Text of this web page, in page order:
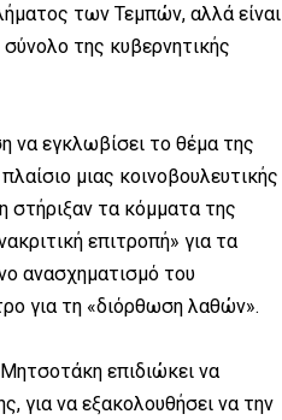
των Τεμπών, αλλά είναι
της κυβερνητικής
να εγκλωβίσει το θέμα της
μιας κοινοβουλευτικής
στήριξαν τα κόμματα της
επιτροπή» για τα
ανασχηματισμό του
για τη «διόρθωση λαθών».
επιδιώκει να
για να εξακολουθήσει να την